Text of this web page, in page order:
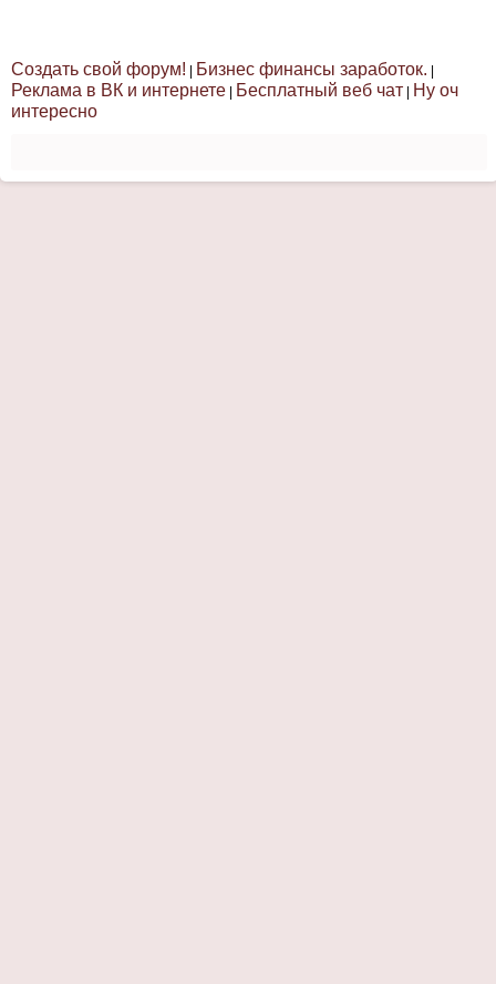
Создать свой форум! | Бизнес финансы заработок. |
Реклама в ВК и интернете | Бесплатный веб чат | Ну оч
интересно